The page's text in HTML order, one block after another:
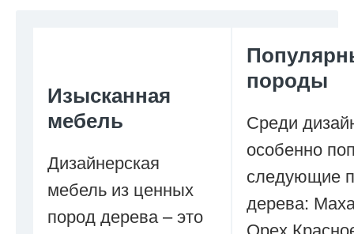
Изысканная
мебель
Дизайнерская
мебель из ценных
пород дерева – это
породы
Среди
особенно
следующие
дерева:
Орех